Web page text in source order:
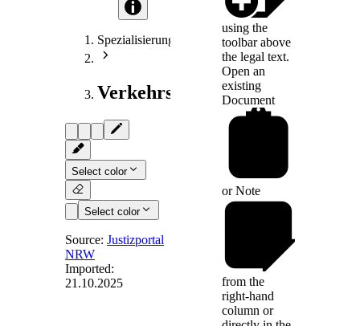
Spezialisierungen
Verkehrsrecht
Select color
Select color
§ 15a-
Personalübergang
Source:Justizportal
NRW
Imported:
21.10.2025
using the
toolbar above
the legal text.
Open an
existing
Document
orNote
from the
right-hand
column or